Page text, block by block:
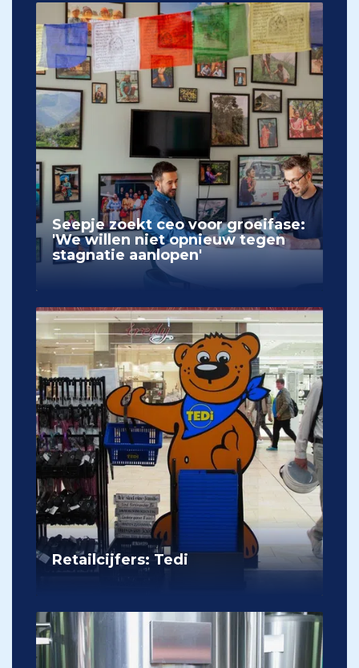
Seepje zoekt ceo voor groeifase:
'We willen niet opnieuw tegen
stagnatie aanlopen'
Retailcijfers: Tedi